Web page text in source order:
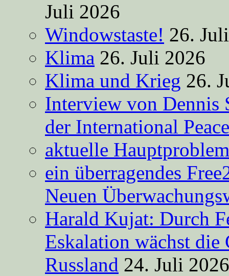
Juli 2026
Windowstaste! 26.
Klima 26. Juli 2026
Klima und Krieg 26.
Interview von Dennis
der International
aktuelle
ein überragendes
Neuen
Harald Kujat: Durch
Eskalation wächst die
Russland 24. Juli 2026